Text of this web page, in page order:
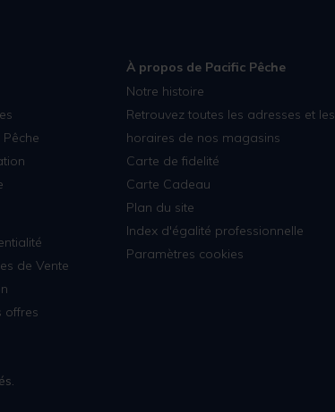
de Vente
offres
À propos de Pacific Pêche
Notre histoire
Retrouvez toutes les adresses et les
horaires de nos magasins
Carte de fidelité
Carte Cadeau
Plan du site
Index d'égalité professionnelle
Paramètres cookies